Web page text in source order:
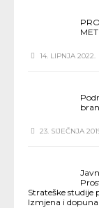
14. LIPNJA 2022.
23. SIJEČNJA
Strateške studije
Izmjena i